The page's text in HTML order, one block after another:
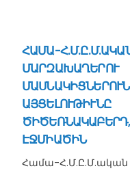
ՀԱՄԱ-
ՄԱՐԶԱԽԱՂԵՐՈՒ
ՄԱՍՆԱԿԻՑՆԵՐՈՒՆ
ԱՅՑԵԼՈՒԹԻՒՆԸ
ԾԻԾԵՌՆԱԿԱԲԵՐԴ,
ԷՋՄԻԱԾԻՆ
Համա-Հ.Մ.Ը.Մ.ական